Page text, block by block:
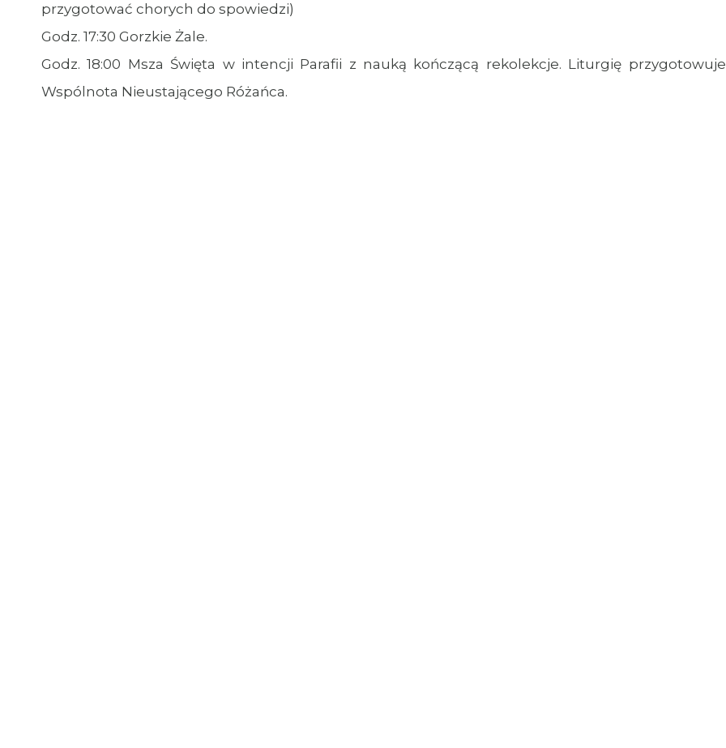
przygotować chorych do spowiedzi)
Godz. 17:30 Gorzkie Żale.
Godz. 18:00 Msza Święta w intencji Parafii z nauką kończącą rekolekcje. Liturgię przygotowuje
Wspólnota Nieustającego Różańca.